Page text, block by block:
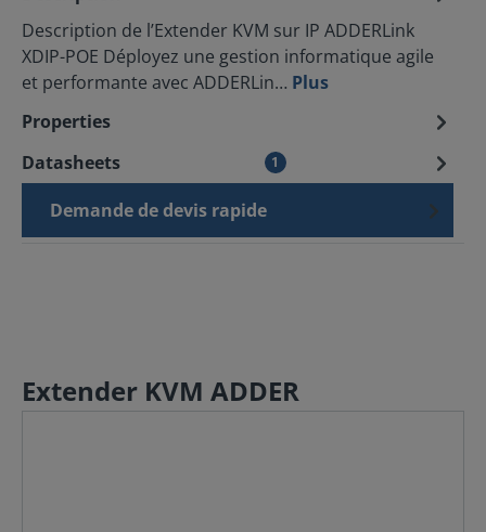
Description de l’Extender KVM sur IP ADDERLink
XDIP-POE Déployez une gestion informatique agile
et performante avec ADDERLin… Plus
Properties
Datasheets
1
Demande de devis rapide
Extender KVM ADDER